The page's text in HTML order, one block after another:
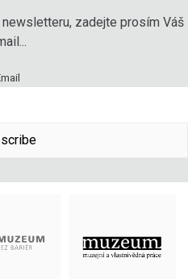
zadejte prosím Váš